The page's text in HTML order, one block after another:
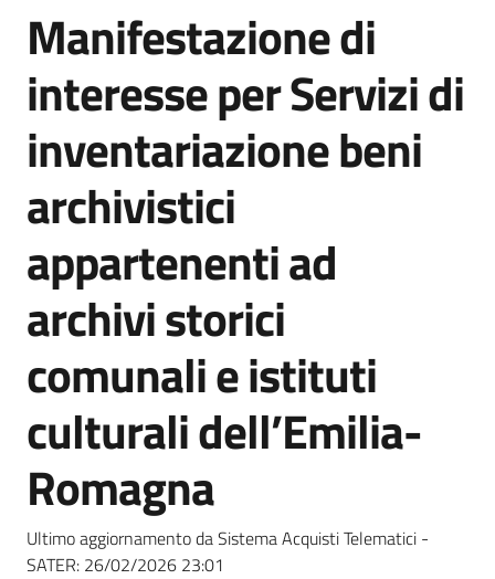
e
strumenti
acquisto
Supporto
Piattaforme
telematiche
English
site
Salta al contenuto
Manifestazione di
interesse per Servizi di
inventariazione beni
archivistici
appartenenti ad
archivi storici
comunali e istituti
culturali dell’Emilia-
Romagna
Ultimo aggiornamento da Sistema Acquisti Telematici -
SATER: 26/02/2026 23:01